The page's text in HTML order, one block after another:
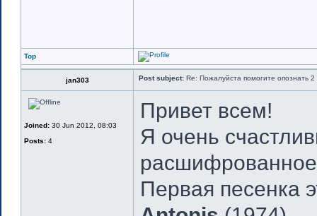
Top
jan303 Post subject: Re: Пожалуйста помогите опознать 2
Joined: 30 Jun 2012, 08:03
Posts: 4
Привет всем!
Я очень
расшифрованное
Первая песенка